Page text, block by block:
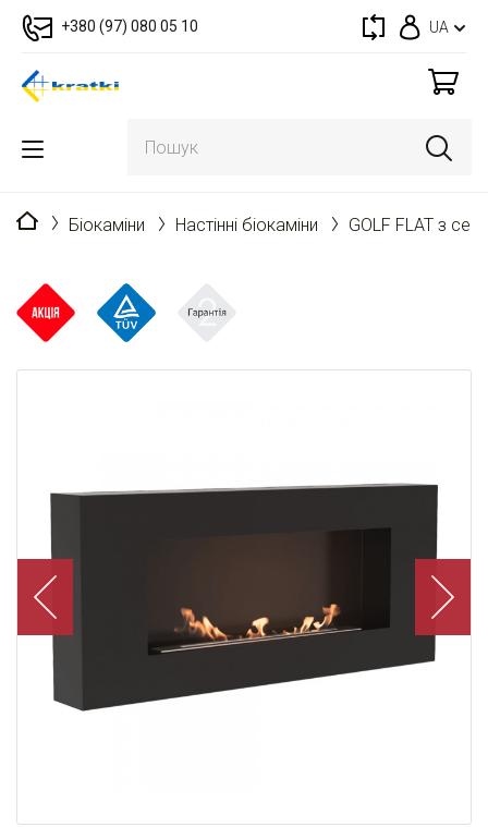
+380 (97) 080 05 10 UA
Головна
Біокаміни Настінні біокаміни GOLF FLAT з